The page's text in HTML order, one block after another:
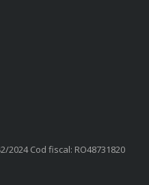
2024 Cod fiscal: RO48731820